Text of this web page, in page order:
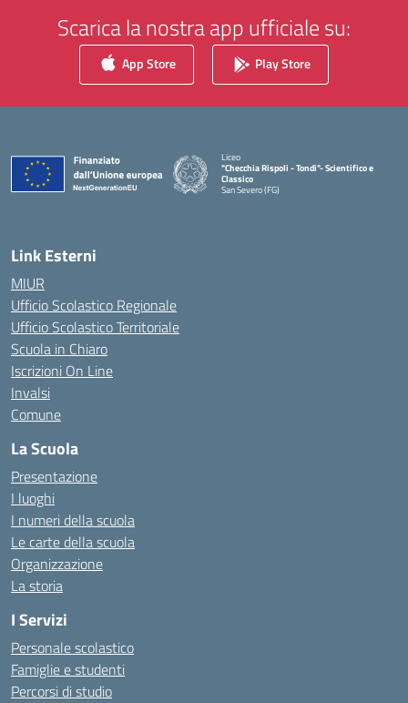
Scarica la nostra app ufficiale su:
App Store Play Store
Liceo
"Checchia Rispoli - Tondi"- Scientifico e
Classico
San Severo (FG)
Link Esterni
MIUR
Ufficio Scolastico Regionale
Ufficio Scolastico Territoriale
Scuola in Chiaro
Iscrizioni On Line
Invalsi
Comune
La Scuola
Presentazione
I luoghi
I numeri della scuola
Le carte della scuola
Organizzazione
La storia
I Servizi
Personale scolastico
Famiglie e studenti
Percorsi di studio